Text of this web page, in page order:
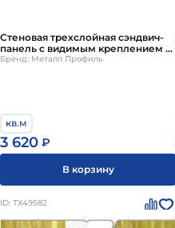
Стеновая трехслойная сэндвич-
панель с видимым креплением Z-
Lock
Бренд: Металл Профиль
кв.м
3 620 ₽
В корзину
ID: ТХ49582